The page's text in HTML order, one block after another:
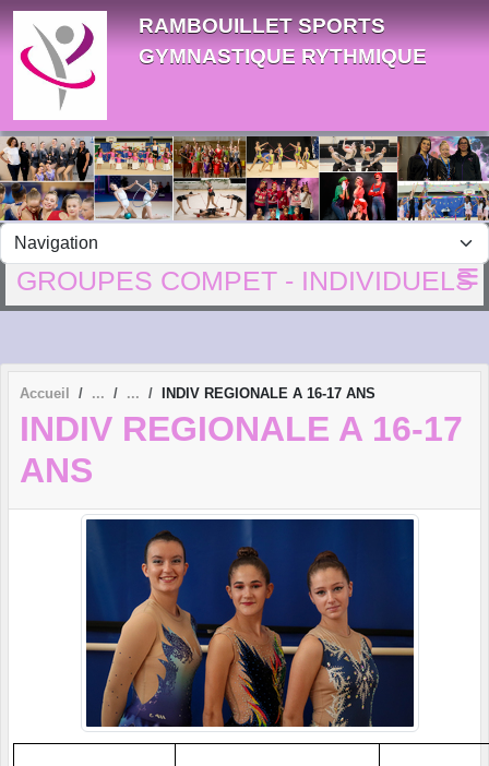
RAMBOUILLET SPORTS
GYMNASTIQUE RYTHMIQUE
GROUPES COMPET - INDIVIDUELS
Accueil INDIV REGIONALE A 16-17 ANS
INDIV REGIONALE A 16-17
ANS
Panneau de gestion des cookies